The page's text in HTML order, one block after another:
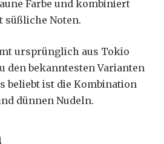
Farbe und kombiniert
süßliche Noten.
ursprünglich aus Tokio
den bekanntesten Varianten
beliebt ist die Kombination
dünnen Nudeln.